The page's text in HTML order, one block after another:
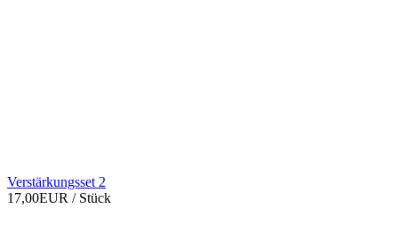
Verstärkungsset 2
17,00EUR / Stück